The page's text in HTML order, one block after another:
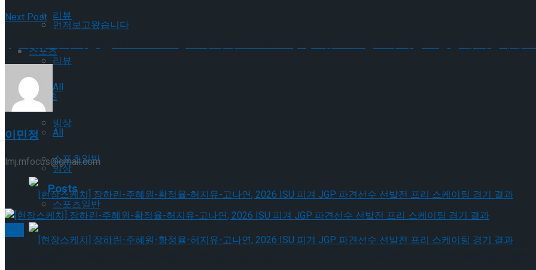
리뷰
스포츠
All
빙상
스포츠일반
[현장스케치] 장하린-주혜원-황정율-허지유-고나연, 2026 ISU 피겨 JGP 파견선수 선발전 프리 스케
먼저보고왔습니다
리뷰
스포츠
All
빙상
스포츠일반
Next Post
[인터뷰] 피겨 차준환, 2025 ISU 그랑프리 시리즈 NHK Trophy 5위 … “오늘보다 나은 모습을 제 자신에게
이민정
lmj.mfocus@gmail.com
RelatedPosts